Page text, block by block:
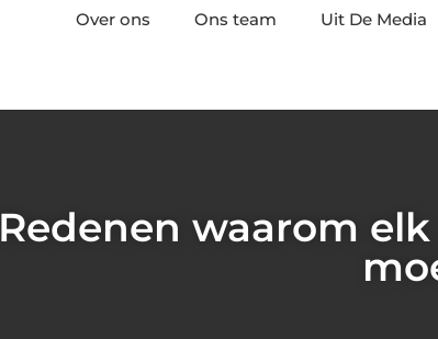
Over ons Ons team Uit De Media
Redenen waarom